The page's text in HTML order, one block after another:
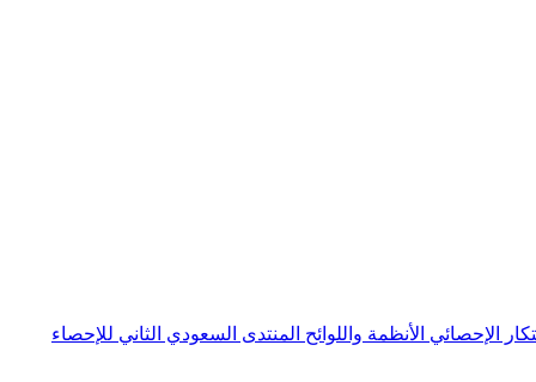
الإحصائي الأنظمة واللوائح المنتدى السعودي الثاني للإحصاء